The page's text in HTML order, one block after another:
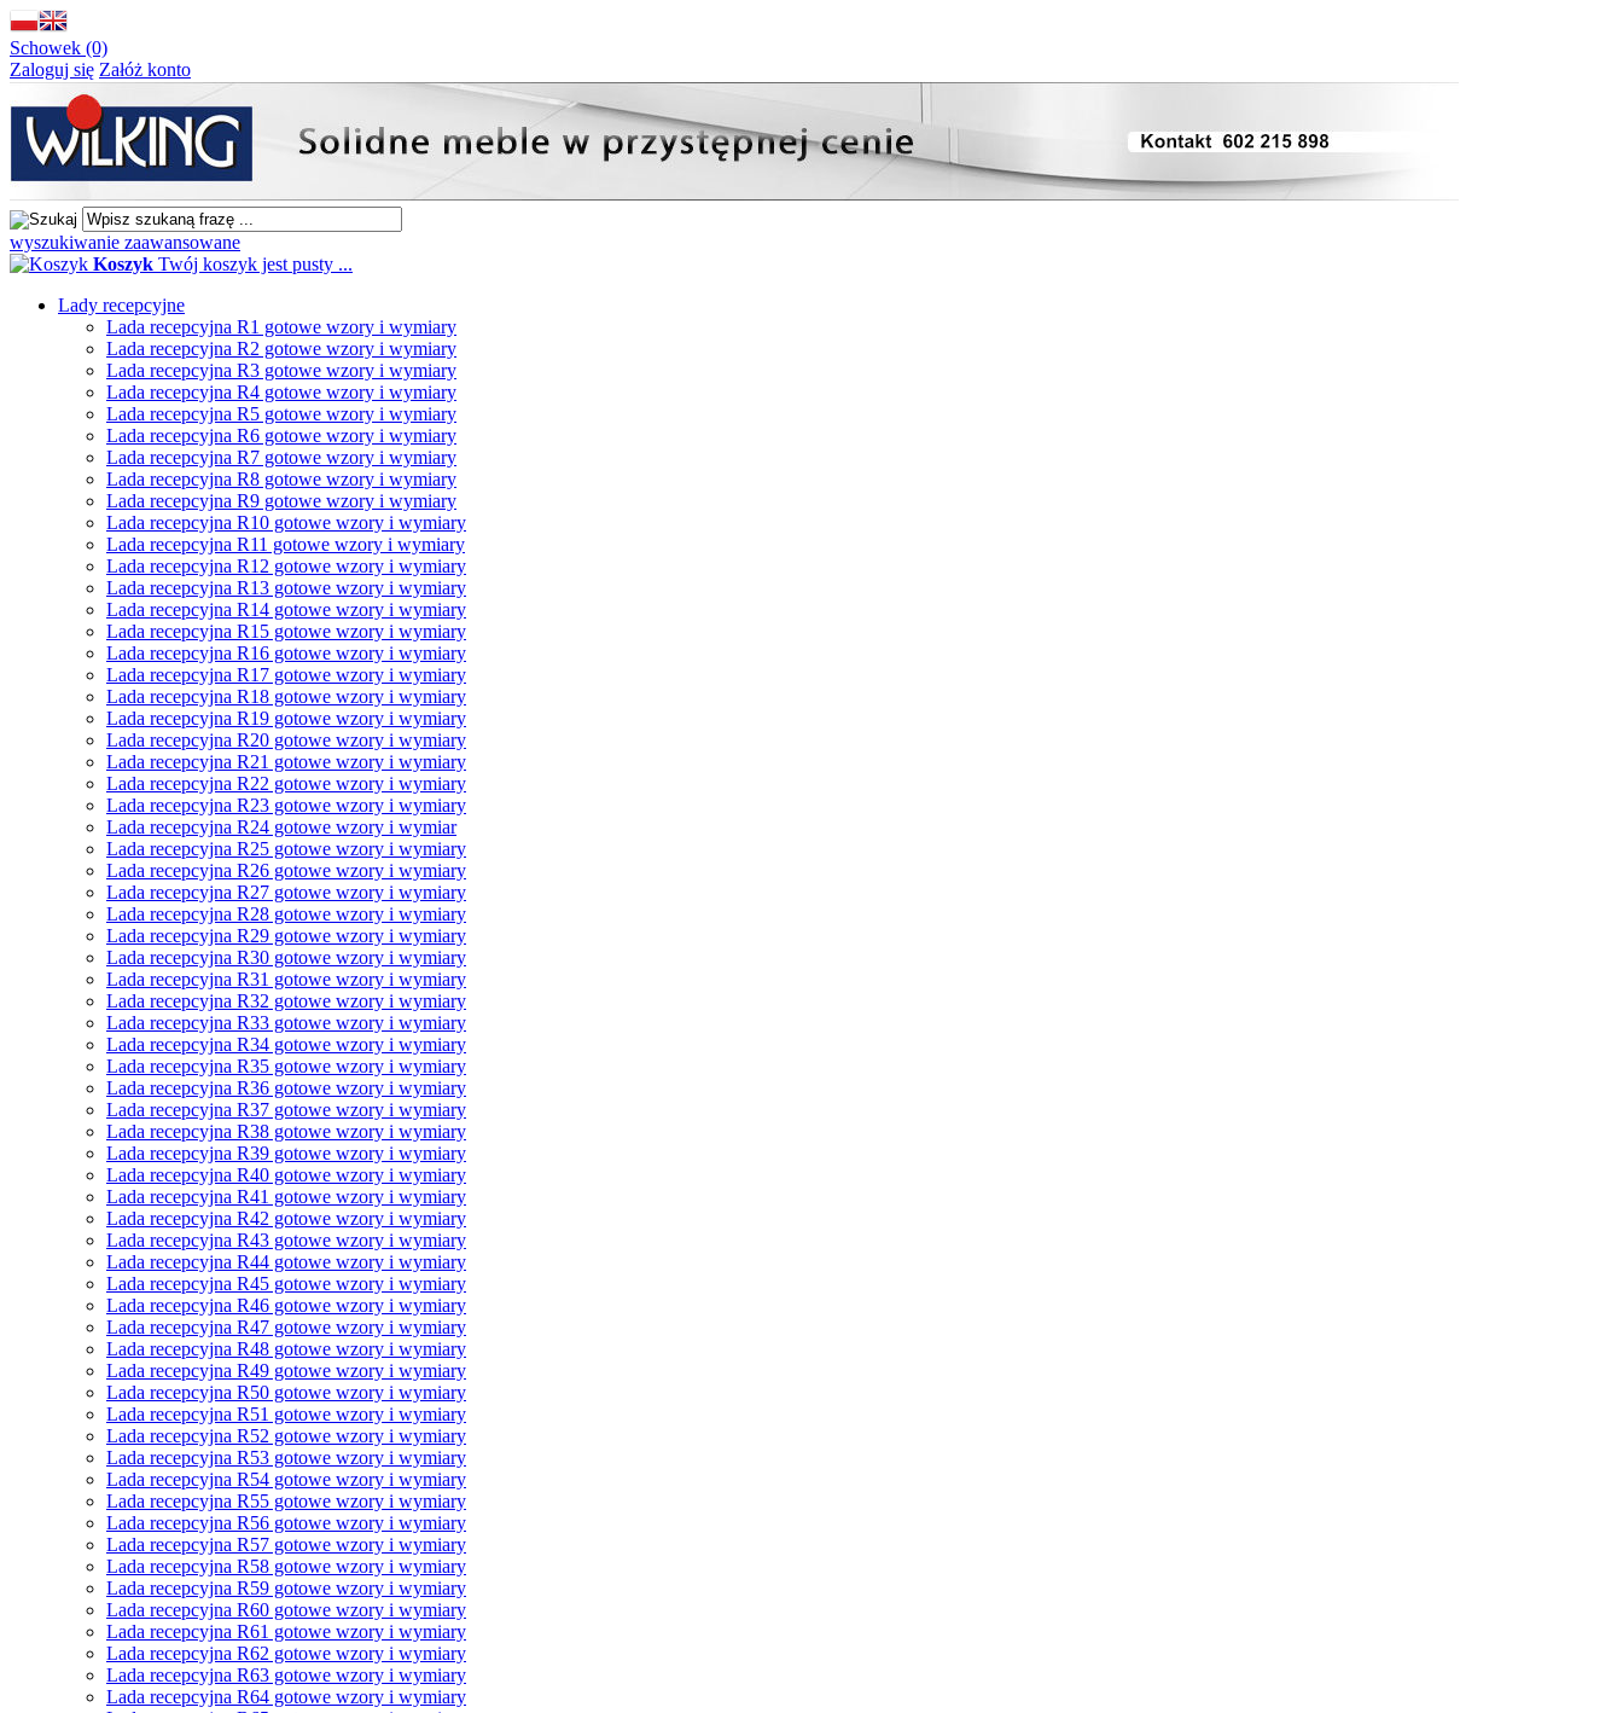
Schowek (0)
Zaloguj się Załóż konto
wyszukiwanie zaawansowane
Koszyk Twój koszyk jest pusty ...
Lady recepcyjne
Lada recepcyjna R1 gotowe wzory i wymiary
Lada recepcyjna R2 gotowe wzory i wymiary
Lada recepcyjna R3 gotowe wzory i wymiary
Lada recepcyjna R4 gotowe wzory i wymiary
Lada recepcyjna R5 gotowe wzory i wymiary
Lada recepcyjna R6 gotowe wzory i wymiary
Lada recepcyjna R7 gotowe wzory i wymiary
Lada recepcyjna R8 gotowe wzory i wymiary
Lada recepcyjna R9 gotowe wzory i wymiary
Lada recepcyjna R10 gotowe wzory i wymiary
Lada recepcyjna R11 gotowe wzory i wymiary
Lada recepcyjna R12 gotowe wzory i wymiary
Lada recepcyjna R13 gotowe wzory i wymiary
Lada recepcyjna R14 gotowe wzory i wymiary
Lada recepcyjna R15 gotowe wzory i wymiary
Lada recepcyjna R16 gotowe wzory i wymiary
Lada recepcyjna R17 gotowe wzory i wymiary
Lada recepcyjna R18 gotowe wzory i wymiary
Lada recepcyjna R19 gotowe wzory i wymiary
Lada recepcyjna R20 gotowe wzory i wymiary
Lada recepcyjna R21 gotowe wzory i wymiary
Lada recepcyjna R22 gotowe wzory i wymiary
Lada recepcyjna R23 gotowe wzory i wymiary
Lada recepcyjna R24 gotowe wzory i wymiar
Lada recepcyjna R25 gotowe wzory i wymiary
Lada recepcyjna R26 gotowe wzory i wymiary
Lada recepcyjna R27 gotowe wzory i wymiary
Lada recepcyjna R28 gotowe wzory i wymiary
Lada recepcyjna R29 gotowe wzory i wymiary
Lada recepcyjna R30 gotowe wzory i wymiary
Lada recepcyjna R31 gotowe wzory i wymiary
Lada recepcyjna R32 gotowe wzory i wymiary
Lada recepcyjna R33 gotowe wzory i wymiary
Lada recepcyjna R34 gotowe wzory i wymiary
Lada recepcyjna R35 gotowe wzory i wymiary
Lada recepcyjna R36 gotowe wzory i wymiary
Lada recepcyjna R37 gotowe wzory i wymiary
Lada recepcyjna R38 gotowe wzory i wymiary
Lada recepcyjna R39 gotowe wzory i wymiary
Lada recepcyjna R40 gotowe wzory i wymiary
Lada recepcyjna R41 gotowe wzory i wymiary
Lada recepcyjna R42 gotowe wzory i wymiary
Lada recepcyjna R43 gotowe wzory i wymiary
Lada recepcyjna R44 gotowe wzory i wymiary
Lada recepcyjna R45 gotowe wzory i wymiary
Lada recepcyjna R46 gotowe wzory i wymiary
Lada recepcyjna R47 gotowe wzory i wymiary
Lada recepcyjna R48 gotowe wzory i wymiary
Lada recepcyjna R49 gotowe wzory i wymiary
Lada recepcyjna R50 gotowe wzory i wymiary
Lada recepcyjna R51 gotowe wzory i wymiary
Lada recepcyjna R52 gotowe wzory i wymiary
Lada recepcyjna R53 gotowe wzory i wymiary
Lada recepcyjna R54 gotowe wzory i wymiary
Lada recepcyjna R55 gotowe wzory i wymiary
Lada recepcyjna R56 gotowe wzory i wymiary
Lada recepcyjna R57 gotowe wzory i wymiary
Lada recepcyjna R58 gotowe wzory i wymiary
Lada recepcyjna R59 gotowe wzory i wymiary
Lada recepcyjna R60 gotowe wzory i wymiary
Lada recepcyjna R61 gotowe wzory i wymiary
Lada recepcyjna R62 gotowe wzory i wymiary
Lada recepcyjna R63 gotowe wzory i wymiary
Lada recepcyjna R64 gotowe wzory i wymiary